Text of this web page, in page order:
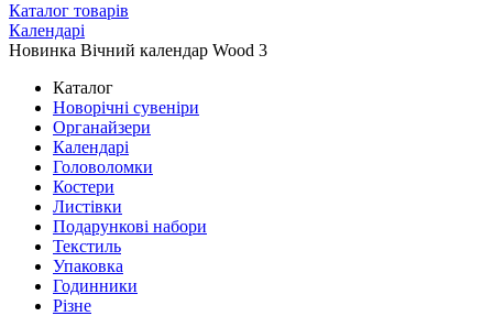
Каталог товарів
Календарі
Новинка Вічний календар Wood 3
Каталог
Новорічні сувеніри
Органайзери
Календарі
Головоломки
Костери
Листівки
Подарункові набори
Текстиль
Упаковка
Годинники
Різне